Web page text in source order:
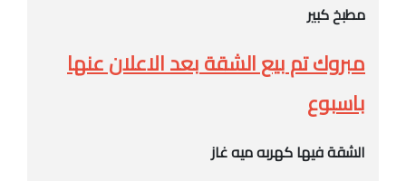
مطبخ كبير
مبروك تم بيع الشقة بعد الاعلان عنها
باسبوع
الشقة فيها كهربه ميه غاز